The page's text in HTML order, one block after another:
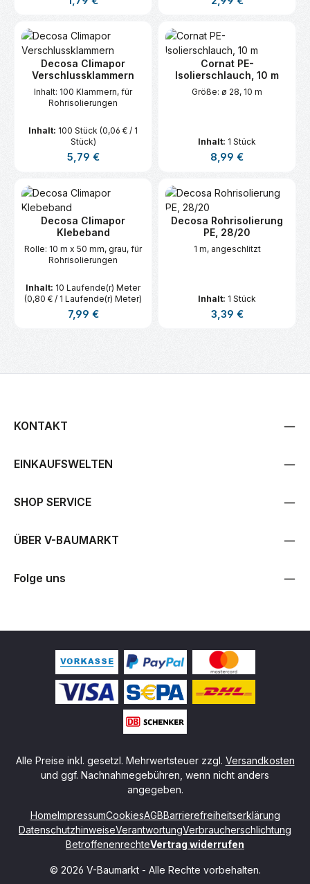
Decosa Climapor
Verschlussklammern
Inhalt: 100 Klammern, für
Rohrisolierungen
Inhalt: 100 Stück (0,06 € / 1
Stück)
Regulärer Preis:
5,79 €
Cornat PE-
Isolierschlauch, 10 m
Größe: ø 28, 10 m
Inhalt: 1 Stück
Regulärer Preis:
8,99 €
Decosa Climapor
Klebeband
Rolle: 10 m x 50 mm, grau, für
Rohrisolierungen
Inhalt: 10 Laufende(r) Meter
(0,80 € / 1 Laufende(r) Meter)
Regulärer Preis:
7,99 €
Decosa Rohrisolierung
PE, 28/20
1 m, angeschlitzt
Inhalt: 1 Stück
Regulärer Preis:
3,39 €
KONTAKT
EINKAUFSWELTEN
SHOP SERVICE
ÜBER V-BAUMARKT
Folge uns
Alle Preise inkl. gesetzl. Mehrwertsteuer zzgl. Versandkosten
und ggf. Nachnahmegebühren, wenn nicht anders
angegeben.
© 2026 V-Baumarkt - Alle Rechte vorbehalten.
HomeImpressumCookiesAGBBarrierefreiheitserklärung
DatenschutzhinweiseVerantwortungVerbraucherschlichtung
BetroffenenrechteVertrag widerrufen